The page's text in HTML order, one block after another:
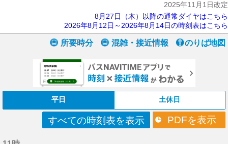
2025年11月1日改定
8月27日（木）以降の通常ダイヤはこちら
2026年8月12日～2026年8月14日の時刻表はこちら
所要時分 混雑・接近情報 のりば地図
平日 土休日
すべての時刻表を表示 PDFを表示